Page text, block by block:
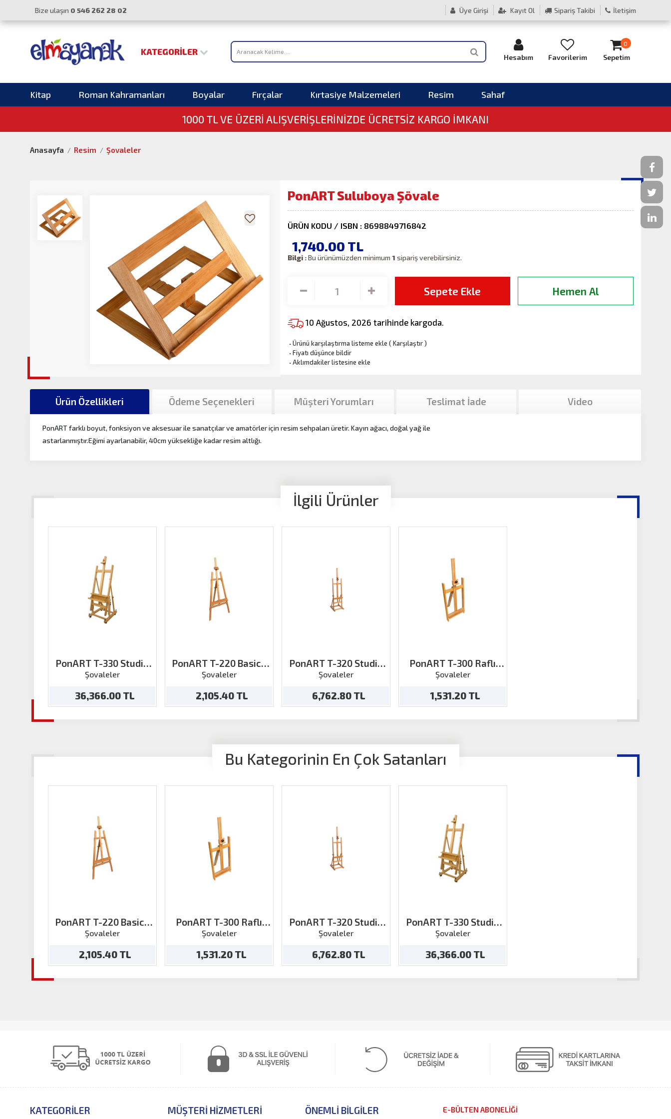
Bize ulaşın 0 546 262 28 02 Üye Girişi Kayıt Ol Sipariş Takibi İletişim
KATEGORILER
Hesabım Favorilerim Sepetim
0
Kitap Roman Kahramanları Boyalar Fırçalar Kırtasiye Malzemeleri Resim Sahaf
1000 TL VE ÜZERI ALIŞVERIŞLERINIZDE ÜCRETSİZ KARGO İMKANI
Anasayfa Resim Şovaleler
PonART Suluboya Şövale
ÜRÜN KODU / ISBN : 8698849716842
1,740.00 TL
Bilgi :Bu ürünümüzden minimum 1 sipariş verebilirsiniz.
Sepete Ekle Hemen Al
10 Ağustos, 2026 tarihinde kargoda.
·Ürünü karşılaştırma listeme ekle (Karşılaştır)
·Fiyatı düşünce bildir
·Aklımdakiler listesine ekle
Ürün Özellikleri Ödeme Seçenekleri Müşteri Yorumları Teslimat İade Video
PonART farklı boyut, fonksiyon ve aksesuar ile sanatçılar ve amatörler için resim sehpaları üretir. Kayın ağacı, doğal yağ ile
astarlanmıştır.Eğimi ayarlanabilir, 40cm yüksekliğe kadar resim altlığı.
İlgili Ürünler
PonART T-330 Studio
Masa Şövale
Şovaleler
36,366.00 TL
PonART T-220 Basics
Şövale
Şovaleler
2,105.40 TL
PonART T-320 Studio
Şövale
Şovaleler
6,762.80 TL
PonART T-300 Raflı
Şövale Masaüstü
Şovaleler
1,531.20 TL
Bu Kategorinin En Çok Satanları
PonART T-220 Basics
Şövale
Şovaleler
2,105.40 TL
PonART T-300 Raflı
Şövale Masaüstü
Şovaleler
1,531.20 TL
PonART T-320 Studio
Şövale
Şovaleler
6,762.80 TL
PonART T-330 Studio
Masa Şövale
Şovaleler
36,366.00 TL
KATEGORILER MÜŞTERI HIZMETLERI ÖNEMLI BILGILER E-BÜLTEN ABONELİĞİ